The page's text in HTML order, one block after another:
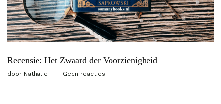
Recensie: Het Zwaard der Voorzienigheid
door Nathalie Geen reacties